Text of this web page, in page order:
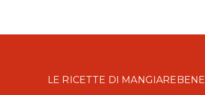
LE RICETTE DI MANGIAREBENE